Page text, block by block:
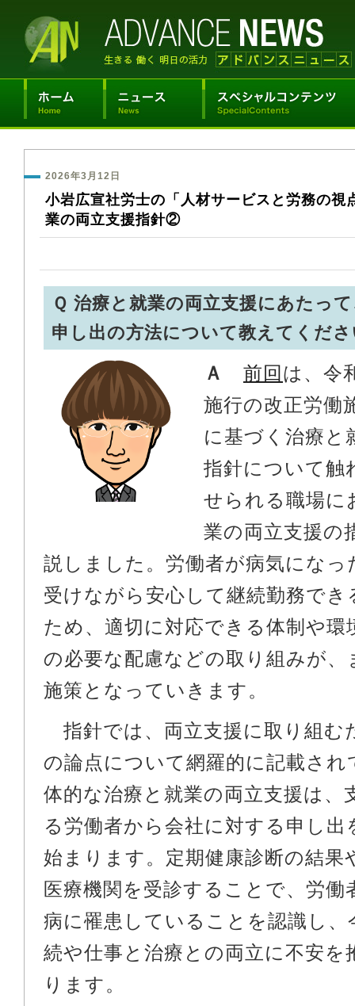
2026年3月12日
小岩広宣社労士の「人材サービスと労務の視
業の両立支援指針②
Ｑ 治療と就業の両立支援にあたっ
申し出の方法について教えてくだ
Ａ 前回 は、令
施行の改正労働
に基づく治療と
指針について触
せられる職場に
業の両立支援の
説しました。労働者が病気になっ
受けながら安心して継続勤務で
ため、適切に対応できる体制や環
の必要な配慮などの取り組みが
施策となっていきます。
指針では、両立支援に取り組む
の論点について網羅的に記載さ
体的な治療と就業の両立支援は、
る労働者から会社に対する申し
始まります。定期健康診断の結果
医療機関を受診することで、労働
病に罹患していることを認識し、
続や仕事と治療との両立に不安を
ります。